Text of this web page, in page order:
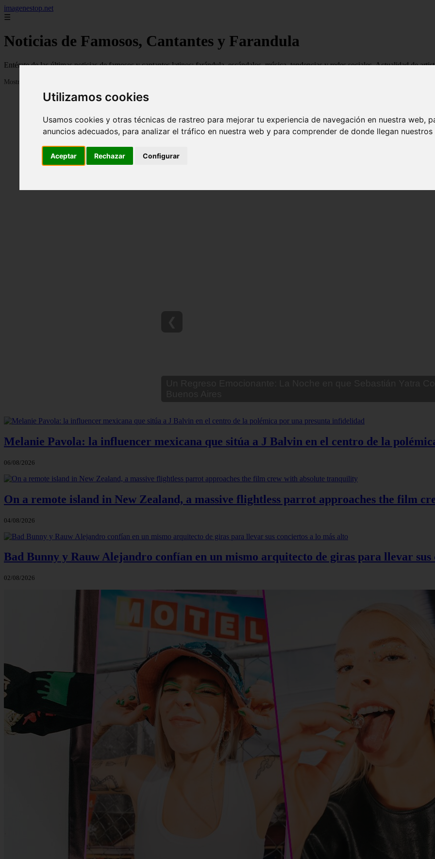
Utilizamos cookies
Usamos cookies y otras técnicas de rastreo para mejorar tu experiencia de navegación en nuestra web,
anuncios adecuados, para analizar el tráfico en nuestra web y para comprender de donde llegan
Aceptar Rechazar Configurar
imagenestop.net
☰
Noticias de Famosos, Cantantes y Farandula
Entérate de las últimas noticias de famosos y cantantes latinos: farándula, escándalos, música, tendencias y redes sociales. Actualidad de
Mostrando 1 - 24 de 1586 artículos
Melanie Pavola: la influencer mexicana que sitúa a J Balvin en el centro de la
06/08/2026
On a remote island in New Zealand, a massive flightless parrot approaches the film
04/08/2026
Bad Bunny y Rauw Alejandro confían en un mismo arquitecto de giras para llevar sus
02/08/2026